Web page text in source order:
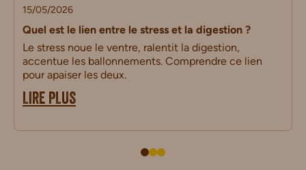
15/05/2026
Quel est le lien entre le stress et la digestion ?
Le stress noue le ventre, ralentit la digestion,
accentue les ballonnements. Comprendre ce lien
pour apaiser les deux.
LIRE PLUS